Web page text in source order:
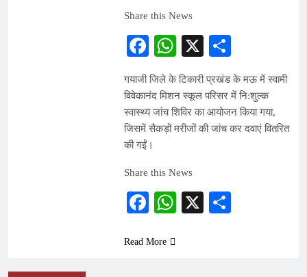
Share this News
Facebook
WhatsApp
X
गयाजी जिले के टिकारी प्रखंड के मऊ में स्वामी
विवेकानंद मिशन स्कूल परिसर में नि:शुल्क
स्वास्थ्य जांच शिविर का आयोजन किया गया,
जिसमें सैकड़ों मरीजों की जांच कर दवाएं वितरित
की गईं।
Share this News
Facebook
WhatsApp
X
Read More